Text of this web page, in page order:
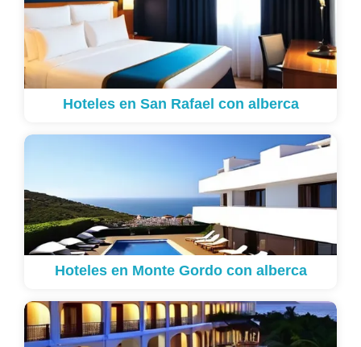
Hoteles en San Rafael con alberca
Hoteles en Monte Gordo con alberca